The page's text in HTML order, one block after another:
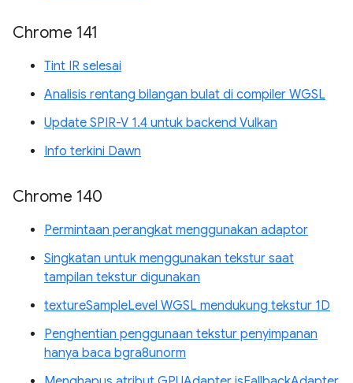
Chrome 141
Tint IR selesai
Analisis rentang bilangan bulat di compiler WGSL
Update SPIR-V 1.4 untuk backend Vulkan
Info terkini Dawn
Chrome 140
Permintaan perangkat menggunakan adaptor
Singkatan untuk menggunakan tekstur saat
tampilan tekstur digunakan
textureSampleLevel WGSL mendukung tekstur 1D
Penghentian penggunaan tekstur penyimpanan
hanya baca bgra8unorm